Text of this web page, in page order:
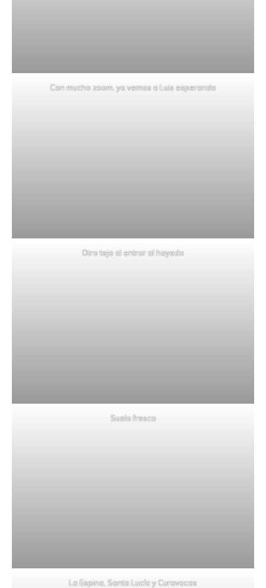
Con mucho zoom, ya vemos a Luis esperando
Otro tejo al entrar al hayedo
Suelo fresco
La Espina, Santa Lucía y Curavacas